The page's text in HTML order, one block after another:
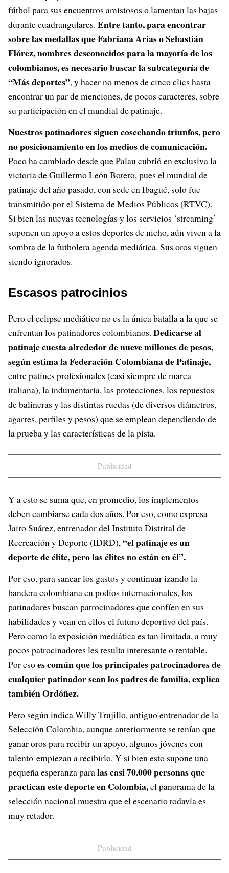
fútbol para sus encuentros amistosos o lamentan las bajas
durante cuadrangulares. Entre tanto, para encontrar
sobre las medallas que Fabriana Arias o Sebastián
Flórez, nombres desconocidos para la mayoría de los
colombianos, es necesario buscar la subcategoría de
“Más deportes”, y hacer no menos de cinco clics hasta
encontrar un par de menciones, de pocos caracteres, sobre
su participación en el mundial de patinaje.
Nuestros patinadores siguen cosechando triunfos, pero
no posicionamiento en los medios de comunicación.
Poco ha cambiado desde que Palau cubrió en exclusiva la
victoria de Guillermo León Botero, pues el mundial de
patinaje del año pasado, con sede en Ibagué, solo fue
transmitido por el Sistema de Medios Públicos (RTVC).
Si bien las nuevas tecnologías y los servicios ‘streaming’
suponen un apoyo a estos deportes de nicho, aún viven a la
sombra de la futbolera agenda mediática. Sus oros siguen
siendo ignorados.
Escasos patrocinios
Pero el eclipse mediático no es la única batalla a la que se
enfrentan los patinadores colombianos. Dedicarse al
patinaje cuesta alrededor de nueve millones de pesos,
según estima la Federación Colombiana de Patinaje,
entre patines profesionales (casi siempre de marca
italiana), la indumentaria, las protecciones, los repuestos
de balineras y las distintas ruedas (de diversos diámetros,
agarres, perfiles y pesos) que se emplean dependiendo de
la prueba y las características de la pista.
Publicidad
Y a esto se suma que, en promedio, los implementos
deben cambiarse cada dos años. Por eso, como expresa
Jairo Suárez, entrenador del Instituto Distrital de
Recreación y Deporte (IDRD),“el patinaje es un
deporte de élite, pero las élites no están en él”.
Por eso, para sanear los gastos y continuar izando la
bandera colombiana en podios internacionales, los
patinadores buscan patrocinadores que confíen en sus
habilidades y vean en ellos el futuro deportivo del país.
Pero como la exposición mediática es tan limitada, a muy
pocos patrocinadores les resulta interesante o rentable.
Por esoes común que los principales patrocinadores de
cualquier patinador sean los padres de familia, explica
también Ordóñez.
Pero según indica Willy Trujillo, antiguo entrenador de la
Selección Colombia, aunque anteriormente se tenían que
ganar oros para recibir un apoyo, algunos jóvenes con
talento empiezan a recibirlo. Y si bien esto supone una
pequeña esperanza paralas casi 70.000 personas que
practican este deporte en Colombia,el panorama de la
selección nacional muestra que el escenario todavía es
muy retador.
Publicidad